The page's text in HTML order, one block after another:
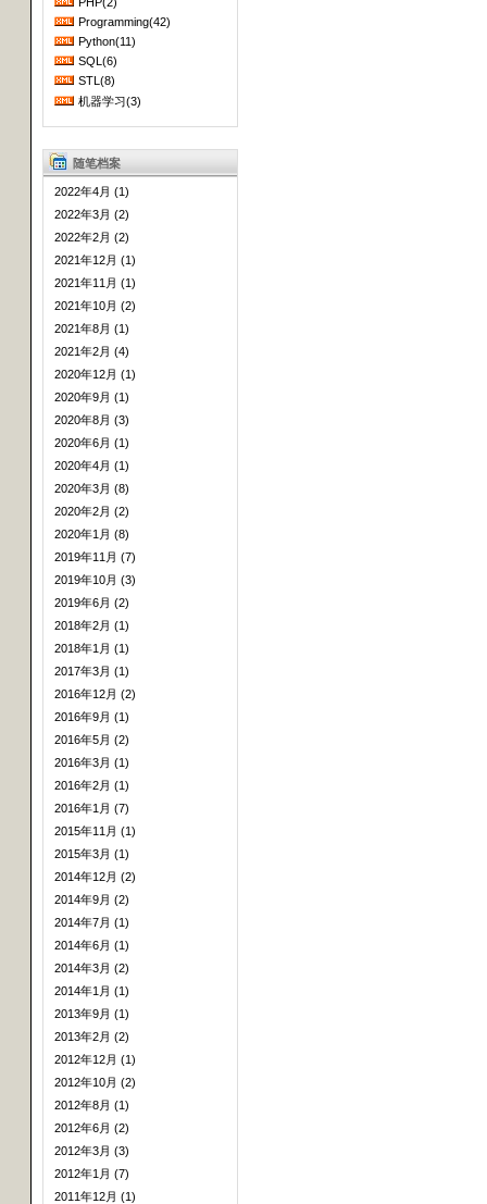
Programming(42)
Python(11)
SQL(6)
STL(8)
机器学习(3)
随笔档案
2022年4月 (1)
2022年3月 (2)
2022年2月 (2)
2021年12月 (1)
2021年11月 (1)
2021年10月 (2)
2021年8月 (1)
2021年2月 (4)
2020年12月 (1)
2020年9月 (1)
2020年8月 (3)
2020年6月 (1)
2020年4月 (1)
2020年3月 (8)
2020年2月 (2)
2020年1月 (8)
2019年11月 (7)
2019年10月 (3)
2019年6月 (2)
2018年2月 (1)
2018年1月 (1)
2017年3月 (1)
2016年12月 (2)
2016年9月 (1)
2016年5月 (2)
2016年3月 (1)
2016年2月 (1)
2016年1月 (7)
2015年11月 (1)
2015年3月 (1)
2014年12月 (2)
2014年9月 (2)
2014年7月 (1)
2014年6月 (1)
2014年3月 (2)
2014年1月 (1)
2013年9月 (1)
2013年2月 (2)
2012年12月 (1)
2012年10月 (2)
2012年8月 (1)
2012年6月 (2)
2012年3月 (3)
2012年1月 (7)
2011年12月 (1)